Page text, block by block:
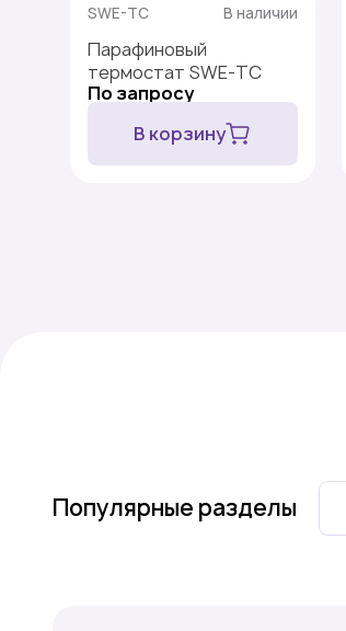
SWE-TC В наличии
Парафиновый
термостат SWE-TC
По запросу
В корзину
Популярные разделы